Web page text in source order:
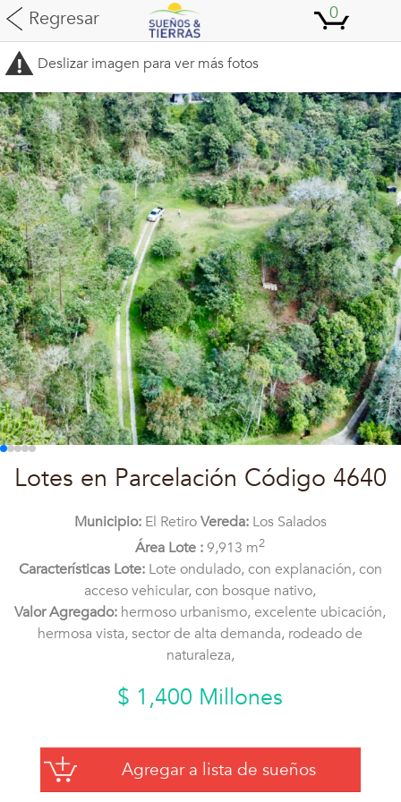
Regresar 0
Deslizar imagen para ver más fotos
Lotes en Parcelación Código 4640
Municipio:El RetiroVereda:Los Salados
Área Lote :9,913 m2
Características Lote:Lote ondulado, con explanación, con
acceso vehicular, con bosque nativo,
Valor Agregado: hermoso urbanismo, excelente ubicación,
hermosa vista, sector de alta demanda, rodeado de
naturaleza,
$ 1,400 Millones
Agregar a lista de sueños